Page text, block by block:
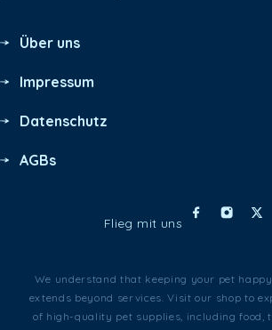
Über uns
Impressum
Datenschutz
AGBs
Flieg mit uns
We understand that keeping your pet
extends beyond services. Visit our shop to
of high-quality pet supplies, including food,